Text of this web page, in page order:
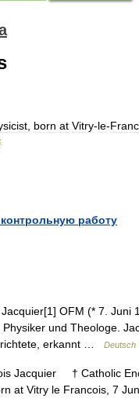
born at Vitry-le-
работу
OFM (* 7. Juni
und Theologe.
erkannt …
Deutsch
† Catholic
at Vitry le Francois, 7